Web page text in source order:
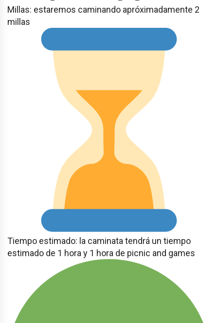
Millas: estaremos caminando apróximadamente 2
millas
Tiempo estimado: la caminata tendrá un tiempo
estimado de 1 hora y 1 hora de picnic and games